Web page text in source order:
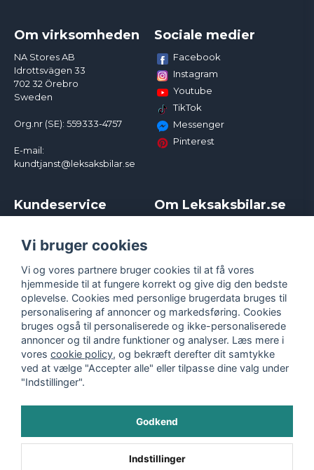
Om virksomheden
NA Stores AB
Idrottsvägen 33
702 32 Örebro
Sweden
Org.nr (SE): 559333-4757
E-mail:
kundtjanst@leksaksbilar.se
Sociale medier
Facebook
Instagram
Youtube
TikTok
Messenger
Pinterest
Kundeservice
Kampagner og rabatter
Reklamation
Policy chase cars
Returnera
Logga in
Om Leksaksbilar.se
Handelsbetingelser
Persondatapolitik
Cookies
Vi bruger cookies
Vi og vores partnere bruger cookies til at få vores
hjemmeside til at fungere korrekt og give dig den bedste
oplevelse. Cookies med personlige brugerdata bruges til
personalisering af annoncer og markedsføring. Cookies
bruges også til personaliserede og ikke-personaliserede
annoncer og til andre funktioner og analyser. Læs mere i
vores cookie policy, og bekræft derefter dit samtykke
ved at vælge "Accepter alle" eller tilpasse dine valg under
"Indstillinger".
Godkend
Indstillinger